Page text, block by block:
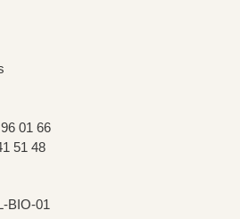
01 66
51 48
BIO-01